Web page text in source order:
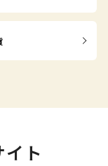
ト